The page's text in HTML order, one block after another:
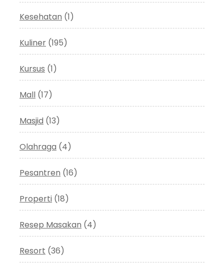
Kesehatan (1)
Kuliner (195)
Kursus (1)
Mall (17)
Masjid (13)
Olahraga (4)
Pesantren (16)
Properti (18)
Resep Masakan (4)
Resort (36)